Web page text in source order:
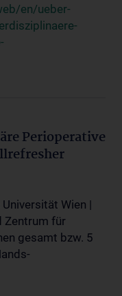
en/ueber-
Perioperative
Wien |
Zentrum für
gesamt bzw. 5